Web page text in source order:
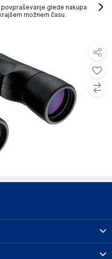
glede nakupa
možnem času.